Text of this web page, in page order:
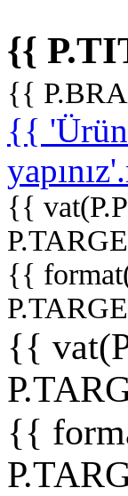
{{
{{
{{
{{
{{
{{
{{